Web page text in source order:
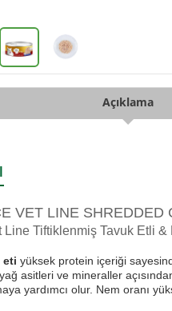
Açıklama
VET LINE SHREDDED
Tiftiklenmiş Tavuk Etli &
eti yüksek protein içeriği
asitleri ve mineraller
yardımcı olur. Nem oranı